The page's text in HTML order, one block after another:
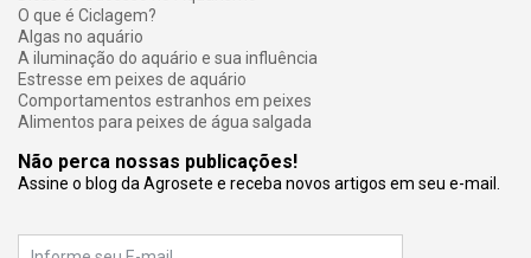
O que é Ciclagem?
Algas no aquário
A iluminação do aquário e sua influência
Estresse em peixes de aquário
Comportamentos estranhos em peixes
Alimentos para peixes de água salgada
Não perca nossas publicações!
Assine o blog da Agrosete e receba novos artigos em seu e-mail.